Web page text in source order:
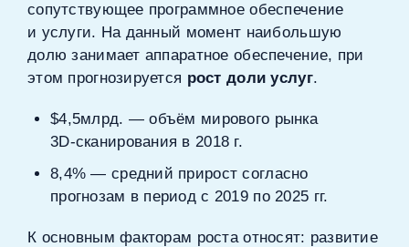
сопутствующее программное обеспечение
и услуги. На данный момент наибольшую
долю занимает аппаратное обеспечение, при
этом прогнозируется рост доли услуг.
$4,5млрд. — объём мирового рынка
3D‑сканирования в 2018 г.
8,4% — средний прирост согласно
прогнозам в период с 2019 по 2025 гг.
К основным факторам роста относят: развитие